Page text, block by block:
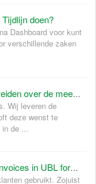
doen?
Dashboard voor kunt
verschillende zaken
NL01.05.01 - Kun je iets meer uitweiden over de meest gebruikelijke technische setup en additionele functionele procedures die jullie klanten hanteren in geval van communicatie via HTTPS?
Wij leveren de
deze wenst te
de ...
NL01.05.02 - Ondersteunen jullie Invoices in UBL formaat en hoeveel klanten maken hiervan gebruik?
gebruikt. Zojuist